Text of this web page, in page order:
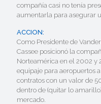
compañía casi no tenía
aumentarla para asegurar
ACCION:
Como Presidente de
Cassee posicionó la
Norteamérica en el 2002 y
equipaje para aeropuertos
contratos con un valor de
dentro de (quitar lo
mercado.